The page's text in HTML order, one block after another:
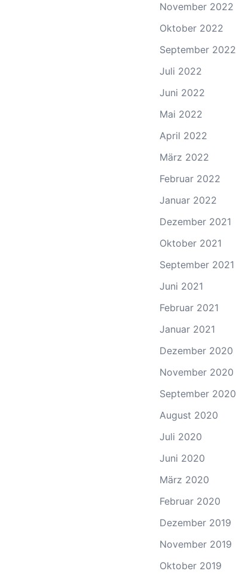
November 2022
Oktober 2022
September 2022
Juli 2022
Juni 2022
Mai 2022
April 2022
März 2022
Februar 2022
Januar 2022
Dezember 2021
Oktober 2021
September 2021
Juni 2021
Februar 2021
Januar 2021
Dezember 2020
November 2020
September 2020
August 2020
Juli 2020
Juni 2020
März 2020
Februar 2020
Dezember 2019
November 2019
Oktober 2019